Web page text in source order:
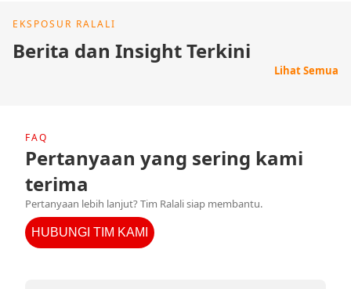
EKSPOSUR RALALI
Berita dan Insight Terkini
Lihat Semua
FAQ
Pertanyaan yang sering kami
terima
Pertanyaan lebih lanjut? Tim Ralali siap membantu.
HUBUNGI TIM KAMI